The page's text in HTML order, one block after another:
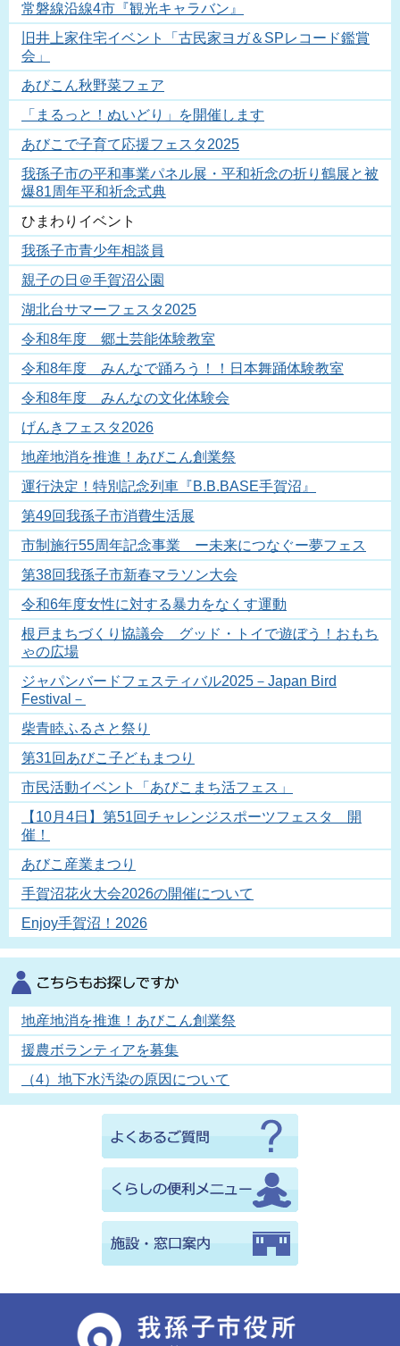
常磐線沿線4市『観光キャラバン』
旧井上家住宅イベント「古民家ヨガ＆SPレコード鑑賞
会」
あびこん秋野菜フェア
「まるっと！ぬいどり」を開催します
あびこで子育て応援フェスタ2025
我孫子市の平和事業パネル展・平和祈念の折り鶴展と被
爆81周年平和祈念式典
ひまわりイベント
我孫子市青少年相談員
親子の日＠手賀沼公園
湖北台サマーフェスタ2025
令和8年度 郷土芸能体験教室
令和8年度 みんなで踊ろう！！日本舞踊体験教室
令和8年度 みんなの文化体験会
げんきフェスタ2026
地産地消を推進！あびこん創業祭
運行決定！特別記念列車『B.B.BASE手賀沼』
第49回我孫子市消費生活展
市制施行55周年記念事業 ー未来につなぐー夢フェス
第38回我孫子市新春マラソン大会
令和6年度女性に対する暴力をなくす運動
根戸まちづくり協議会 グッド・トイで遊ぼう！おもち
ゃの広場
ジャパンバードフェスティバル2025－Japan Bird
Festival－
柴青睦ふるさと祭り
第31回あびこ子どもまつり
市民活動イベント「あびこまち活フェス」
【10月4日】第51回チャレンジスポーツフェスタ 開
催！
あびこ産業まつり
手賀沼花火大会2026の開催について
Enjoy手賀沼！2026
地産地消を推進！あびこん創業祭
援農ボランティアを募集
（4）地下水汚染の原因について